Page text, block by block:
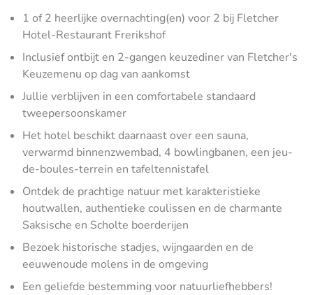
1 of 2 heerlijke overnachting(en) voor 2 bij Fletcher
Hotel-Restaurant Frerikshof
Inclusief ontbijt en 2-gangen keuzediner van Fletcher's
Keuzemenu op dag van aankomst
Jullie verblijven in een comfortabele standaard
tweepersoonskamer
Het hotel beschikt daarnaast over een sauna,
verwarmd binnenzwembad, 4 bowlingbanen, een jeu-
de-boules-terrein en tafeltennistafel
Ontdek de prachtige natuur met karakteristieke
houtwallen, authentieke coulissen en de charmante
Saksische en Scholte boerderijen
Bezoek historische stadjes, wijngaarden en de
eeuwenoude molens in de omgeving
Een geliefde bestemming voor natuurliefhebbers!